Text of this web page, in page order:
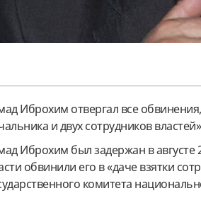
Иброхим отвергал все
и двух сотрудников
Иброхим был задержан в августе
обвинили его в «даче взятки
комитета